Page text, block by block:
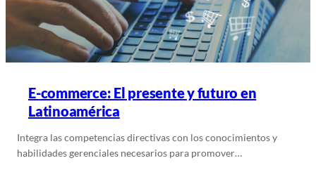
E-commerce: El presente y futuro en
Latinoamérica
Integra las competencias directivas con los conocimientos y
habilidades gerenciales necesarios para promover…